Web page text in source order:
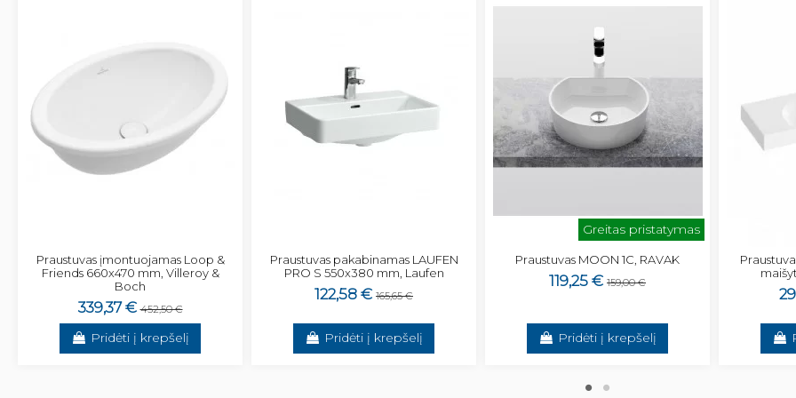
Praustuvas įmontuojamas Loop &
Friends 660x470 mm, Villeroy &
Boch
339,37 € 452,50 €
Pridėti į krepšelį
Praustuvas pakabinamas LAUFEN
PRO S 550x380 mm, Laufen
122,58 € 165,65 €
Pridėti į krepšelį
Greitas pristatymas
Praustuvas MOON 1C, RAVAK
119,25 € 159,00 €
Pridėti į krepšelį